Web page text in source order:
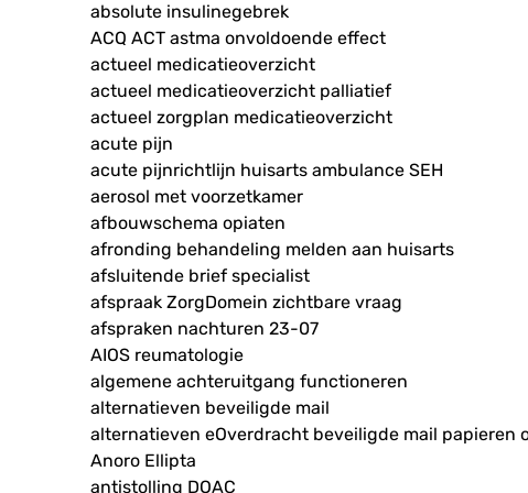
absolute insulinegebrek
ACQ ACT astma onvoldoende effect
actueel medicatieoverzicht
actueel medicatieoverzicht palliatief
actueel zorgplan medicatieoverzicht
acute pijn
acute pijnrichtlijn huisarts ambulance SEH
aerosol met voorzetkamer
afbouwschema opiaten
afronding behandeling melden aan huisarts
afsluitende brief specialist
afspraak ZorgDomein zichtbare vraag
afspraken nachturen 23-07
AIOS reumatologie
algemene achteruitgang functioneren
alternatieven beveiligde mail
alternatieven eOverdracht beveiligde mail papieren
Anoro Ellipta
antistolling DOAC